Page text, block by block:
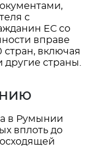
с
ЕС со
вправе
стран, включая
страны.
в Румынии
вплоть до